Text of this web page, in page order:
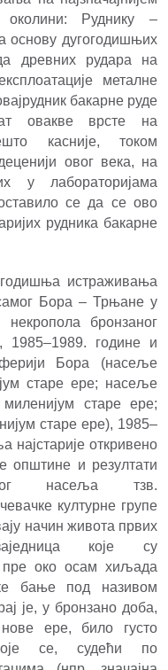
околини: Руднику –
основу дугогодишњих
древних рудара на
металне
бакарне руде
овакве врсте на
касније, током
овог века, на
у лабораторијама
се да се ово
рудника бакарне
истраживања
Бора – Трњане у
бронзаног
1985–1989. године и
Бора (насеље
старе ере; насеље
старе ере;
старе ере), 1985–
најстарије откривено
општине и резултати
насеља тзв.
културне групе
начин живота првих
заједница које су
пре око осам хиљада
бање под називом
је, у бронзано доба,
ере, било густо
се, судећи по